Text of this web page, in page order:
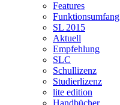
Features
Funktionsumfang
SL 2015
Aktuell
Empfehlung
SLC
Schullizenz
Studierlizenz
lite edition
Handbücher